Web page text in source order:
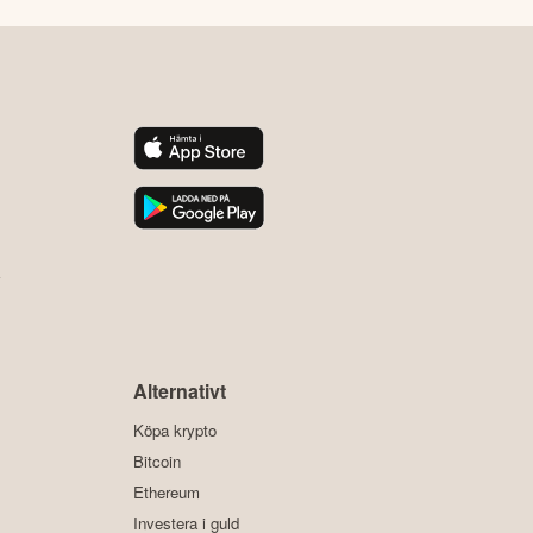
Alternativt
Köpa krypto
Bitcoin
Ethereum
Investera i guld